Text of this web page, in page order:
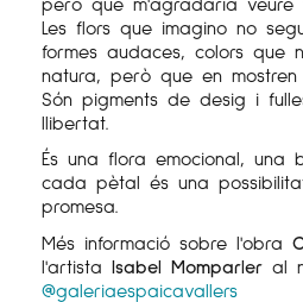
Les flors que imagino no
formes audaces, colors que
natura, però que en
Són pigments de desig i
llibertat.
És una flora emocional, una
cada pètal és una
promesa.
Més informació sobre l'obra
l'artista Isabel Momparler al
@galeriaespaicavallers